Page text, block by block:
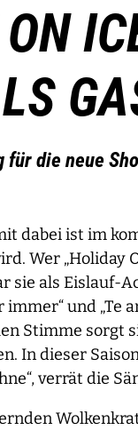
die neue
dabei ist im
Wer „Holiday
sie als Eislauf-
und „Te
Stimme sorgt
In dieser
verrät die